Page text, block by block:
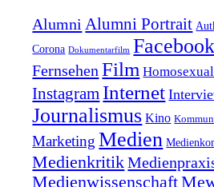
Alumni Alumni Portrait
Corona Dokumentarfilm Facebook
Fernsehen Film
Instagram Internet
Journalismus Kino
Marketing Medien
Medienkritik
Medienwissenschaft